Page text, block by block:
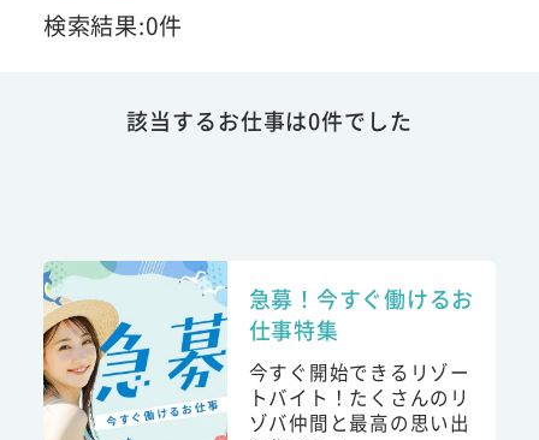
検索結果:0件
該当するお仕事は0件でした
急募！今すぐ働けるお
仕事特集
今すぐ開始できるリゾー
トバイト！たくさんのリ
ゾバ仲間と最高の思い出